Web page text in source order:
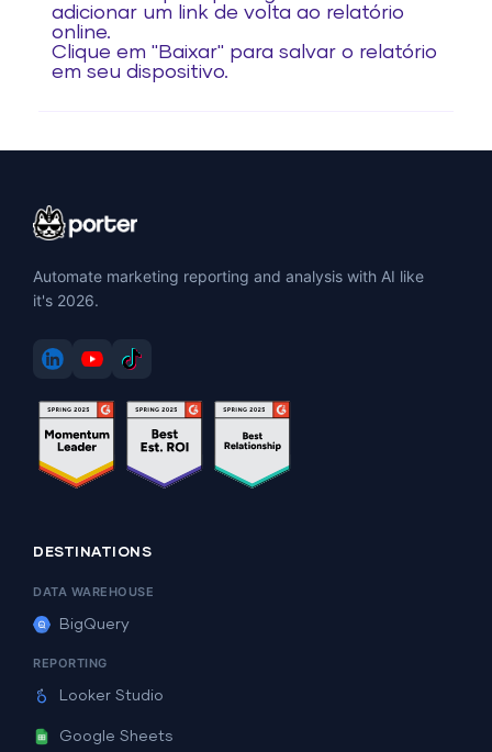
adicionar um link de volta ao relatório
online.
Clique em "Baixar" para salvar o relatório
em seu dispositivo.
Automate marketing reporting and analysis with AI like
it's 2026.
DESTINATIONS
DATA WAREHOUSE
BigQuery
REPORTING
Looker Studio
Google Sheets